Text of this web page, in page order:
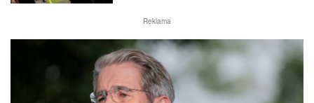
Reklama